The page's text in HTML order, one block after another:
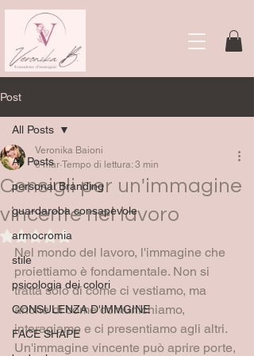
Post
All Posts
personal Branding
guardaroba consapevole
armocromia
stile
psicologia dei colori
CONSULENZA D'IMMGINE
FACE SHAPE
All Posts
Consigli per un'immagine
vincente nel lavoro
Veronika Baioni
6 mar Tempo di lettura: 3 min
Valutazione NaN stelle su 5.
Nel mondo del lavoro, l'immagine che
proiettiamo è fondamentale. Non si
tratta solo di come ci vestiamo, ma
anche di come comunichiamo,
interagiamo e ci presentiamo agli altri.
Un'immagine vincente può aprire porte,